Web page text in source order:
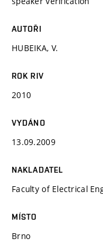
AUTOŘI
HUBEIKA, V.
ROK RIV
2010
VYDÁNO
13.09.2009
NAKLADATEL
Faculty of Electrical
MÍSTO
Brno